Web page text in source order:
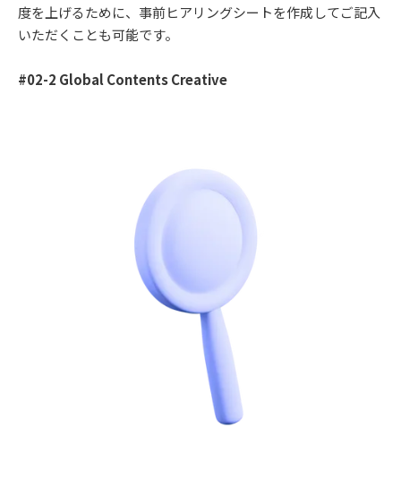
度を上げるために、事前ヒアリングシートを作成してご記入
いただくことも可能です。
#02-2 Global Contents Creative